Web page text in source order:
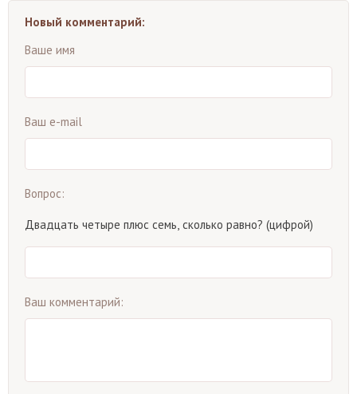
Новый комментарий:
Ваше имя
Ваш e-mail
Вопрос:
Двадцать четыре плюс семь, сколько равно? (цифрой)
Ваш комментарий: